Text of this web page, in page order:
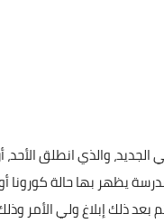
والذي انطلق الأحد،
يظهر بها حالة
بعد ذلك إبلاغ ولي الأمر